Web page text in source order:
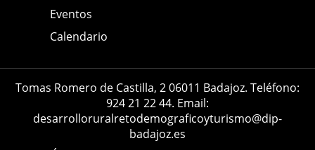
Eventos
Calendario
Tomas Romero de Castilla, 2 06011 Badajoz. Teléfono:
924 21 22 44. Email:
desarrolloruralretodemograficoyturismo@dip-
badajoz.es